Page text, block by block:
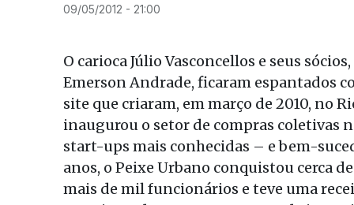
09/05/2012 - 21:00
O carioca Júlio Vasconcellos e seus
Emerson Andrade, ficaram espantados
site que criaram, em março de 2010, no
inaugurou o setor de compras coletivas
start-ups mais conhecidas – e bem-
anos, o Peixe Urbano conquistou cerca
mais de mil funcionários e teve uma